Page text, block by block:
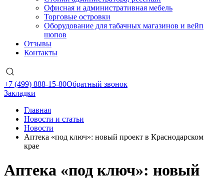
Офисная и административная мебель
Торговые островки
Оборудование для табачных магазинов и вейп
шопов
Отзывы
Контакты
+7 (499) 888-15-80Обратный звонок
Закладки
Главная
Новости и статьи
Новости
Аптека «под ключ»: новый проект в Краснодарском
крае
Аптека «под ключ»: новый